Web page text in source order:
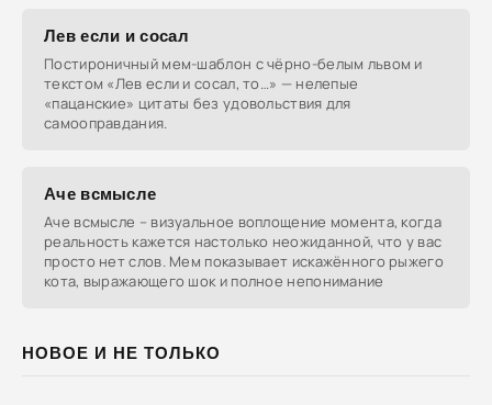
НОВОЕ И НЕ ТОЛЬКО
Лев если и сосал
Постироничный мем-шаблон с чёрно-белым львом и
текстом «Лев если и сосал, то…» — нелепые
«пацанские» цитаты без удовольствия для
самооправдания.
Аче всмысле
Аче всмысле – визуальное воплощение момента, когда
реальность кажется настолько неожиданной, что у вас
просто нет слов. Мем показывает искажённого рыжего
кота, выражающего шок и полное непонимание